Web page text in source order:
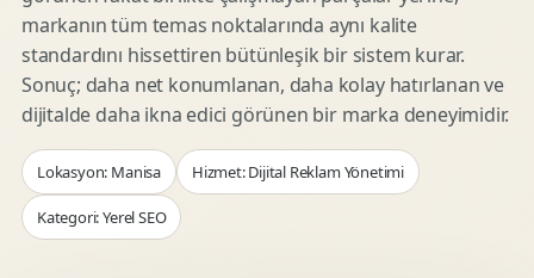
markanın tüm temas noktalarında aynı kalite
standardını hissettiren bütünleşik bir sistem kurar.
Sonuç; daha net konumlanan, daha kolay hatırlanan ve
dijitalde daha ikna edici görünen bir marka deneyimidir.
Lokasyon: Manisa Hizmet: Dijital Reklam Yönetimi
Kategori: Yerel SEO